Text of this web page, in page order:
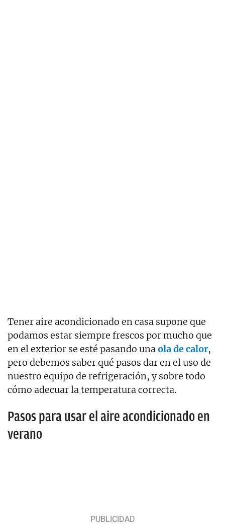
Tener aire acondicionado en casa supone que
podamos estar siempre frescos por mucho que
en el exterior se esté pasando unaola de calor,
pero debemos saber qué pasos dar en el uso de
nuestro equipo de refrigeración, y sobre todo
cómo adecuar la temperatura correcta.
Pasos para usar el aire acondicionado en
verano